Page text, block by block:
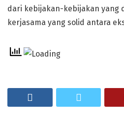
dari kebijakan-kebijakan yang
kerjasama yang solid antara